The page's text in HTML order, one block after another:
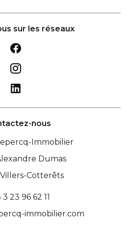
sur les réseaux
nous
Immobilier
Dumas
Villers-Cotterêts
3 23 96 62 11
immobilier.com